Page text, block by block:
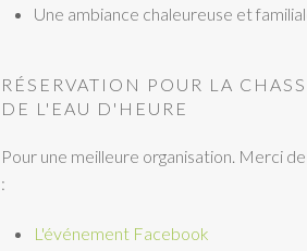
Une ambiance chaleureuse et
RÉSERVATION POUR LA
DE L'EAU D'HEURE
Pour une meilleure organisation. Merci
:
L'événement Facebook